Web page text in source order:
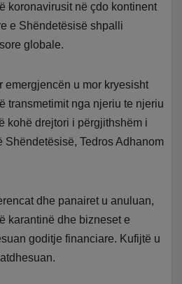
koronavirusit në çdo kontinent
e Shëndetësisë shpalli
globale.
emergjencën u mor kryesisht
transmetimit nga njeriu te njeriu
kohë drejtori i përgjithshëm i
Shëndetësisë, Tedros Adhanom
dhe panairet u anuluan,
karantinë dhe bizneset e
goditje financiare. Kufijtë u